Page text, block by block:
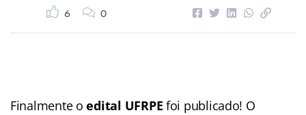
6 0
Finalmente o edital UFRPE foi publicado! O